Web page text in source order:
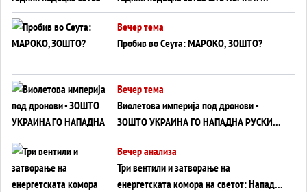
ВНУЦИ ДА ГИ ЗАМЕНАТ
Вечер тема
Пробив во Сеута: МАРОКО, ЗОШТО?
Вечер тема
Виолетова империја под дронови -
ЗОШТО УКРАИНА ГО НАПАДНА РУСКИОТ
WILDBERRIES
Вечер анализа
Три вентили и затворање на
енергетската комора на светот: Нападот